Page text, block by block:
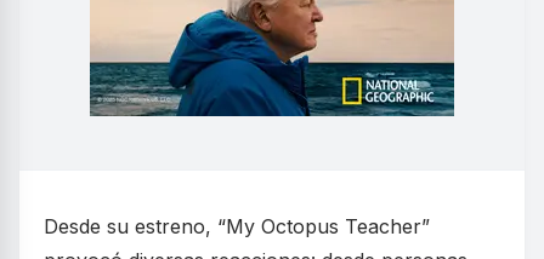
Desde su estreno, “My Octopus Teacher”